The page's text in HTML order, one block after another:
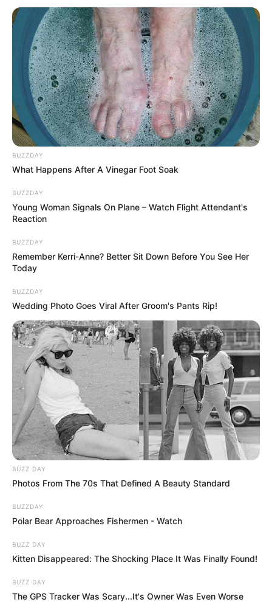
BUZZDAY
What Happens After A Vinegar Foot Soak
BUZZDAY
Young Woman Signals On Plane – Watch Flight Attendant's
Reaction
BUZZDAY
Remember Kerri-Anne? Better Sit Down Before You See Her
Today
BUZZDAY
Wedding Photo Goes Viral After Groom's Pants Rip!
BUZZ DAY
Photos From The 70s That Defined A Beauty Standard
BUZZDAY
Polar Bear Approaches Fishermen - Watch
BUZZ DAY
Kitten Disappeared: The Shocking Place It Was Finally Found!
BUZZ DAY
The GPS Tracker Was Scary...It's Owner Was Even Worse